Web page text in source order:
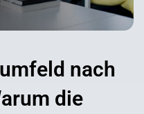
nach
die